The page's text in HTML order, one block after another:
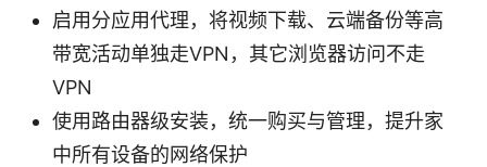
启用分应用代理，将视频下载、云端备份等高
带宽活动单独走VPN，其它浏览器访问不走
VPN
使用路由器级安装，统一购买与管理，提升家
中所有设备的网络保护